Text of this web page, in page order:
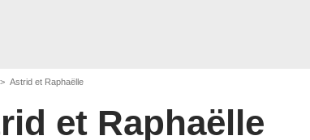
Astrid et Raphaëlle
et Raphaëlle